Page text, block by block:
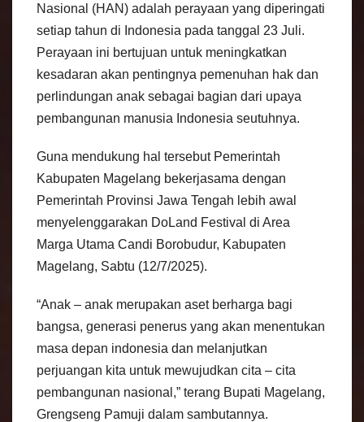
Nasional (HAN) adalah perayaan yang diperingati
setiap tahun di Indonesia pada tanggal 23 Juli.
Perayaan ini bertujuan untuk meningkatkan
kesadaran akan pentingnya pemenuhan hak dan
perlindungan anak sebagai bagian dari upaya
pembangunan manusia Indonesia seutuhnya.
Guna mendukung hal tersebut Pemerintah
Kabupaten Magelang bekerjasama dengan
Pemerintah Provinsi Jawa Tengah lebih awal
menyelenggarakan DoLand Festival di Area
Marga Utama Candi Borobudur, Kabupaten
Magelang, Sabtu (12/7/2025).
“Anak – anak merupakan aset berharga bagi
bangsa, generasi penerus yang akan menentukan
masa depan indonesia dan melanjutkan
perjuangan kita untuk mewujudkan cita – cita
pembangunan nasional,” terang Bupati Magelang,
Grengseng Pamuji dalam sambutannya.